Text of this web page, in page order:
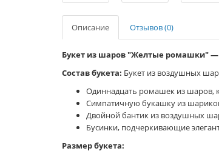
Описание Отзывов (0)
Букет из шаров "Желтые ромашки" —
Состав букета: Букет из воздушных
Одиннадцать ромашек из шаров,
Симпатичную букашку из
Двойной бантик из воздушных
Бусинки, подчеркивающие
Размер букета: